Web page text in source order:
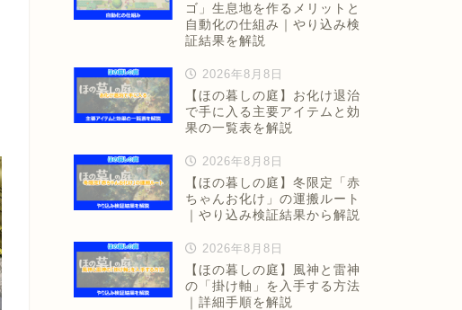
ゴ」生息地を作るメリットと
自動化の仕組み｜やり込み検
証結果を解説
2026年8月8日
【ほの暮しの庭】お化け退治
で手に入る主要アイテムと効
果の一覧表を解説
2026年8月8日
【ほの暮しの庭】冬限定「赤
ちゃんお化け」の運搬ルート
｜やり込み検証結果から解説
2026年8月8日
【ほの暮しの庭】風神と雷神
の「掛け軸」を入手する方法
｜詳細手順を解説